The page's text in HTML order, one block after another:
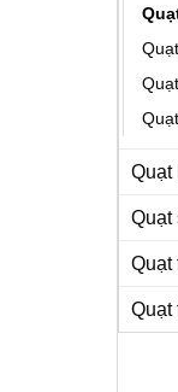
Quạt
Quạt
Quạt
Quạt